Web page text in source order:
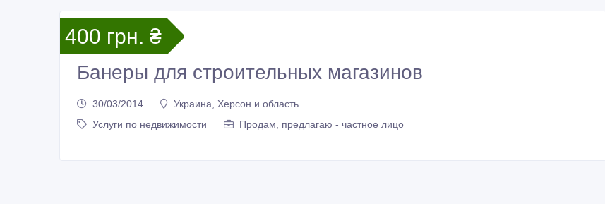
400 грн. ₴
Банеры для строительных магазинов
30/03/2014
Украина, Херсон и область
Услуги по недвижимости
Продам, предлагаю - частное лицо